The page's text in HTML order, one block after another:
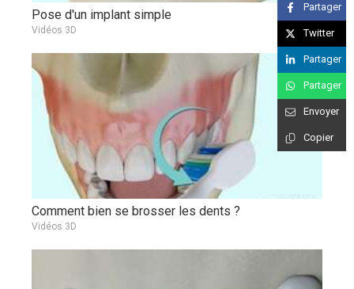
Pose d'un implant simple
Vidéos 3D
Comment bien se brosser les dents ?
Vidéos 3D
Partager
Twitter
Partager
Partager
Envoyer
Copier